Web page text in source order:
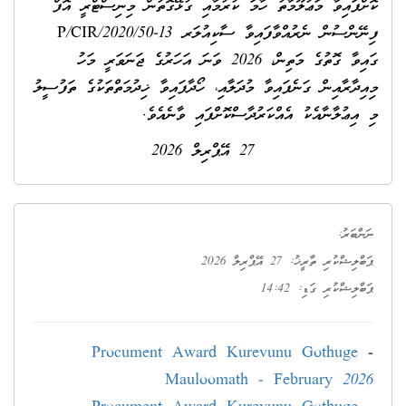
ކޮށްފައިވާ މަޢުލޫމާތު ހާމަ ކުރުމާއި ގުޅޭގޮތުން މިނިސްޓްރީ އޮފް
ފިނޭންސުން ނެރުއްވާފައިވާ ސާކިއުލަރ 13-P/CIR/2020/50
ގައިވާ ގޮތުގެ މަތިން، 2026 ވަނަ އަހަރުގެ ޖަނަވަރީ މަހު
މިއިދާރާއިން ގަނެފައިވާ މުދަލާއި، ހޯދާފައިވާ ޚިދުމަތްތަކުގެ ތަފުސީލު
މި އިޢުލާނާއެކު އެއްކަރުދާސްކޮށްފައި ވާނެއެވެ.
27 އޭޕްރިލް 2026
ނަންބަރު:
ޕަބްލިޝްކުރި ތާރީޚު: 27 އޭޕްރިލް 2026
ޕަބްލިޝްކުރި ގަޑި: 14:42
-
Procument Award Kurevunu Gothuge
Mauloomath - February 2026